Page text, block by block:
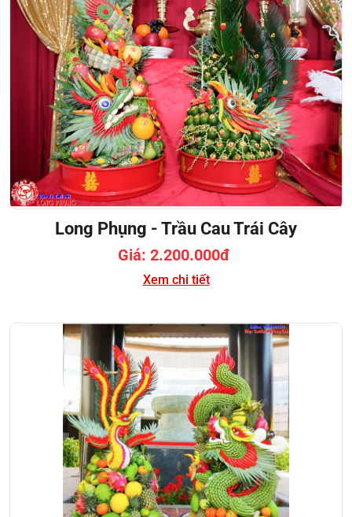
Long Phụng - Trầu Cau Trái Cây
Giá: 2.200.000đ
Xem chi tiết